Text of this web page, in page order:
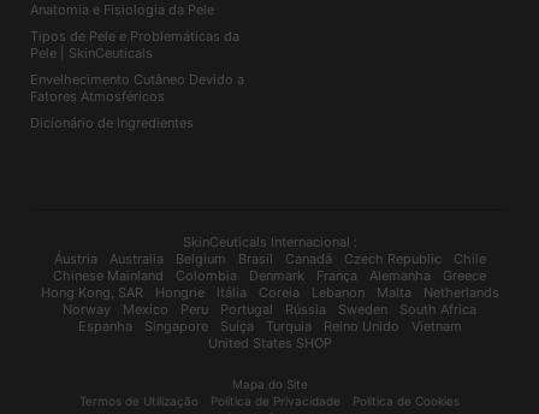
Anatomia e Fisiologia da Pele
Tipos de Pele e Problemáticas da
Pele | SkinCeuticals
Envelhecimento Cutâneo Devido a
Fatores Atmosféricos
Dicionário de Ingredientes
SkinCeuticals Internacional :
Áustria
Australia Belgium Brasil Canadá Czech Republic
Chile
Chinese Mainland
Colombia Denmark França Alemanha
Greece
Hong Kong, SAR
Hongrie Itália Coreia Lebanon Malta
Netherlands
Norway
Mexico Peru Portugal Rússia Sweden
South Africa
Espanha
Singapore Suíça Turquia Reino Unido
Vietnam
United States SHOP
Mapa do Site
Termos de Utilização
Política de Privacidade
Politica de Cookies